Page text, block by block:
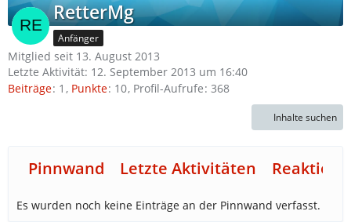
RetterMg
Anfänger
Mitglied seit 13. August 2013
Letzte Aktivität: 12. September 2013 um 16:40
Beiträge 1 Punkte 10 Profil-Aufrufe 368
Inhalte suchen
Pinnwand Letzte Aktivitäten
Es wurden noch keine Einträge an der Pinnwand verfasst.